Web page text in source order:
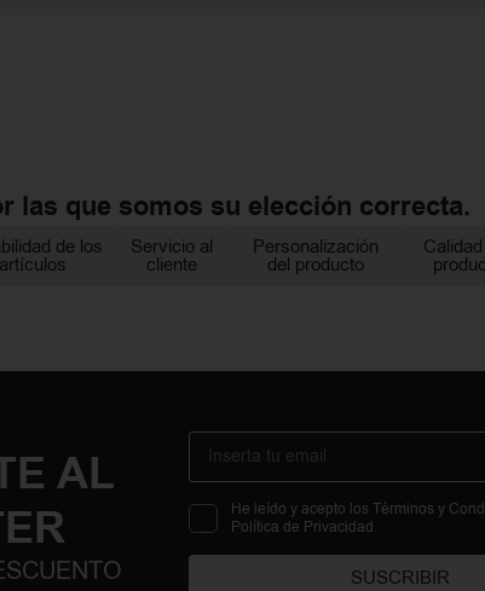
las que somos su elección correcta.
de los
artículos
Servicio al
cliente
Personalización
del producto
AL
He leído y acepto los Términos y
Política de Privacidad
SUSCRIBIR